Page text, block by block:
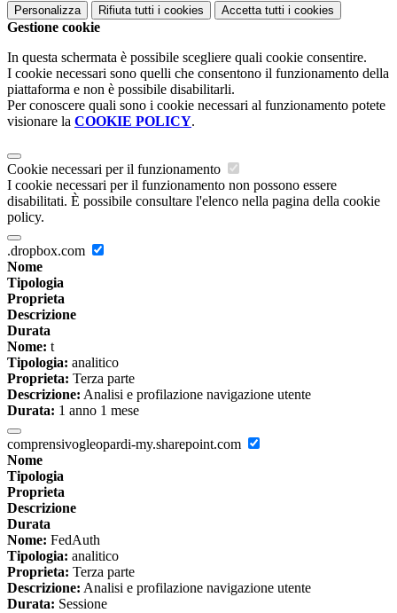
Personalizza Rifiuta tutti i cookies Accetta tutti i cookies
Gestione cookie
In questa schermata è possibile scegliere quali cookie consentire.
I cookie necessari sono quelli che consentono il funzionamento della
piattaforma e non è possibile disabilitarli.
Per conoscere quali sono i cookie necessari al funzionamento potete
visionare la COOKIE POLICY.
Cookie necessari per il funzionamento
I cookie necessari per il funzionamento non possono essere
disabilitati. È possibile consultare l'elenco nella pagina della cookie
policy.
.dropbox.com
Nome
Tipologia
Proprieta
Descrizione
Durata
Nome: t
Tipologia: analitico
Proprieta: Terza parte
Descrizione: Analisi e profilazione navigazione utente
Durata: 1 anno 1 mese
comprensivogleopardi-my.sharepoint.com
Nome
Tipologia
Proprieta
Descrizione
Durata
Nome: FedAuth
Tipologia: analitico
Proprieta: Terza parte
Descrizione: Analisi e profilazione navigazione utente
Durata: Sessione